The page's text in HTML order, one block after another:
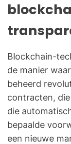
Blockchain-
de manier
beheerd
contracten,
die
bepaalde
een nieuwe